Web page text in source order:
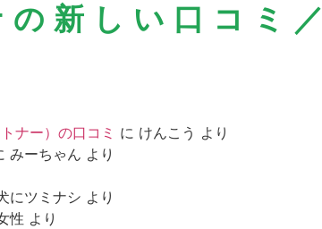
の新しい口コミ／
ナー）の口コミ に けんこう より
みーちゃん より
にツミナシ より
性 より